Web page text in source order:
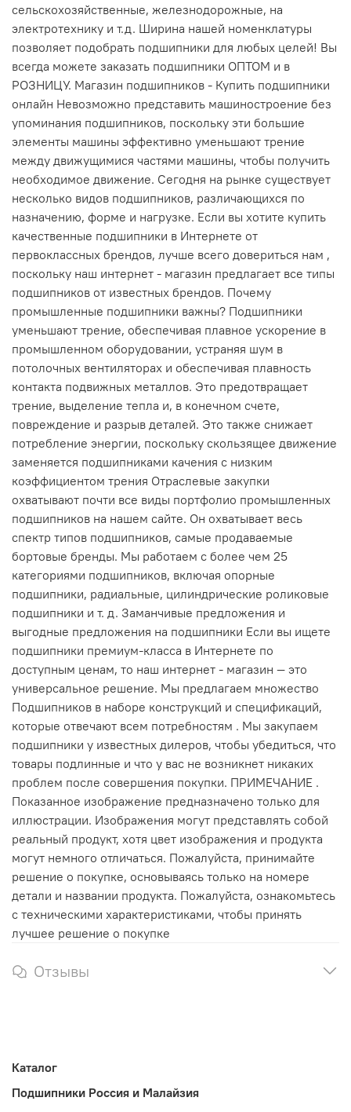
сельскохозяйственные, железнодорожные, на
электротехнику и т.д. Ширина нашей номенклатуры
позволяет подобрать подшипники для любых целей! Вы
всегда можете заказать подшипники ОПТОМ и в
РОЗНИЦУ. Магазин подшипников - Купить подшипники
онлайн Невозможно представить машиностроение без
упоминания подшипников, поскольку эти большие
элементы машины эффективно уменьшают трение
между движущимися частями машины, чтобы получить
необходимое движение. Сегодня на рынке существует
несколько видов подшипников, различающихся по
назначению, форме и нагрузке. Если вы хотите купить
качественные подшипники в Интернете от
первоклассных брендов, лучше всего довериться нам ,
поскольку наш интернет - магазин предлагает все типы
подшипников от известных брендов. Почему
промышленные подшипники важны? Подшипники
уменьшают трение, обеспечивая плавное ускорение в
промышленном оборудовании, устраняя шум в
потолочных вентиляторах и обеспечивая плавность
контакта подвижных металлов. Это предотвращает
трение, выделение тепла и, в конечном счете,
повреждение и разрыв деталей. Это также снижает
потребление энергии, поскольку скользящее движение
заменяется подшипниками качения с низким
коэффициентом трения Отраслевые закупки
охватывают почти все виды портфолио промышленных
подшипников на нашем сайте. Он охватывает весь
спектр типов подшипников, самые продаваемые
бортовые бренды. Мы работаем с более чем 25
категориями подшипников, включая опорные
подшипники, радиальные, цилиндрические роликовые
подшипники и т. д. Заманчивые предложения и
выгодные предложения на подшипники Если вы ищете
подшипники премиум-класса в Интернете по
доступным ценам, то наш интернет - магазин — это
универсальное решение. Мы предлагаем множество
Подшипников в наборе конструкций и спецификаций,
которые отвечают всем потребностям . Мы закупаем
подшипники у известных дилеров, чтобы убедиться, что
товары подлинные и что у вас не возникнет никаких
проблем после совершения покупки. ПРИМЕЧАНИЕ .
Показанное изображение предназначено только для
иллюстрации. Изображения могут представлять собой
реальный продукт, хотя цвет изображения и продукта
могут немного отличаться. Пожалуйста, принимайте
решение о покупке, основываясь только на номере
детали и названии продукта. Пожалуйста, ознакомьтесь
с техническими характеристиками, чтобы принять
лучшее решение о покупке
Отзывы
Каталог
Подшипники Россия и Малайзия